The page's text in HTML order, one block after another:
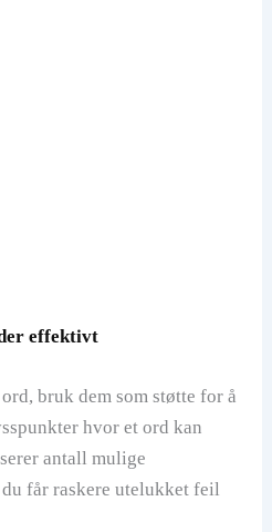
effektivt
bruk dem som støtte for å
hvor et ord kan
antall mulige
får raskere utelukket feil